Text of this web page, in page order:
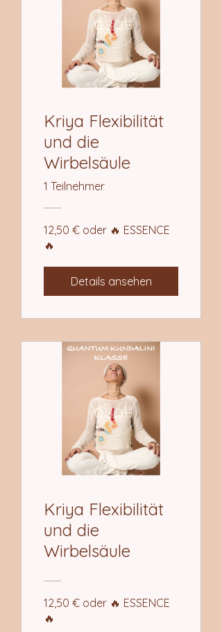
Kriya Flexibilität
und die
Wirbelsäule
1 Teilnehmer
12,50 € oder 🔥 ESSENCE
🔥
Details ansehen
Kriya Flexibilität
und die
Wirbelsäule
12,50 € oder 🔥 ESSENCE
🔥